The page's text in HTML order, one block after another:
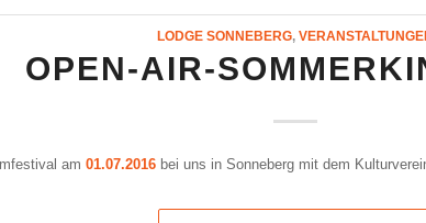
LODGE SONNEBERG,
OPEN-AIR-
am 01.07.2016 bei uns in Sonneberg mit dem